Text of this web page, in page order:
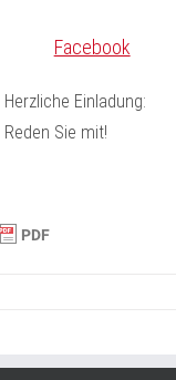
Facebook
Herzliche Einladung:
Reden Sie mit!